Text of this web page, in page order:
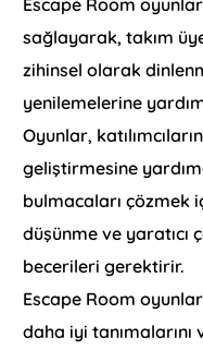
Escape Room
sağlayarak, takım
zihinsel olarak
yenilemelerine
Oyunlar,
geliştirmesine
bulmacaları çözmek
düşünme ve yaratıcı
becerileri gerektirir.
Escape Room
daha iyi